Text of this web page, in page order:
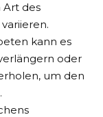
Art des
kann es
oder
um den